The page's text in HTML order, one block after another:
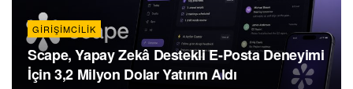
GIRIŞIMCILIK
Scape, Yapay Zekâ Destekli E-Posta Deneyimi
İçin 3,2 Milyon Dolar Yatırım Aldı